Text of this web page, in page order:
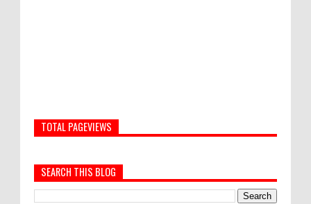
TOTAL PAGEVIEWS
SEARCH THIS BLOG